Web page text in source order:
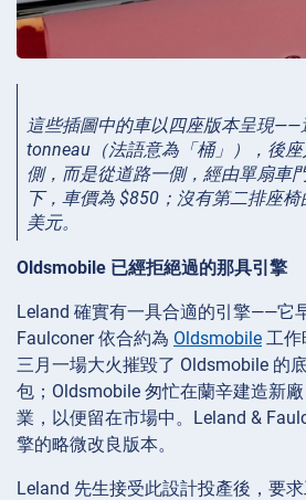
這些插圖中的車以四座版本呈現——
tonneau（法語意為「桶」），後
側，而是從道路一側，經由單扇車
下，車價為 $850；沒有第二排座
美元。
Oldsmobile 已經拒絕過的那具引擎
Leland 確實有一具合適的引擎——它
Faulconer 依合約為 Oldsmobile 工作
三月一場大火摧毀了 Oldsmobile 的
包；Oldsmobile 匆忙在蘭辛建造新
業，以便留在市場中。Leland &
擎的略微改良版本。
Leland 先生接受此設計投產後，要求